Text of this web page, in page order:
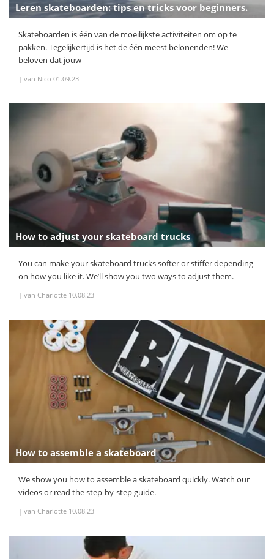
Leren skateboarden: tips en tricks voor beginners.
Skateboarden is één van de moeilijkste activiteiten om op te
pakken. Tegelijkertijd is het de één meest belonenden! We
beloven dat jouw
| van Nico 01.09.23
How to adjust your skateboard trucks
You can make your skateboard trucks softer or stiffer depending
on how you like it. We’ll show you two ways to adjust them.
| van Charlotte 10.08.23
How to assemble a skateboard
We show you how to assemble a skateboard quickly. Watch our
videos or read the step-by-step guide.
| van Charlotte 10.08.23